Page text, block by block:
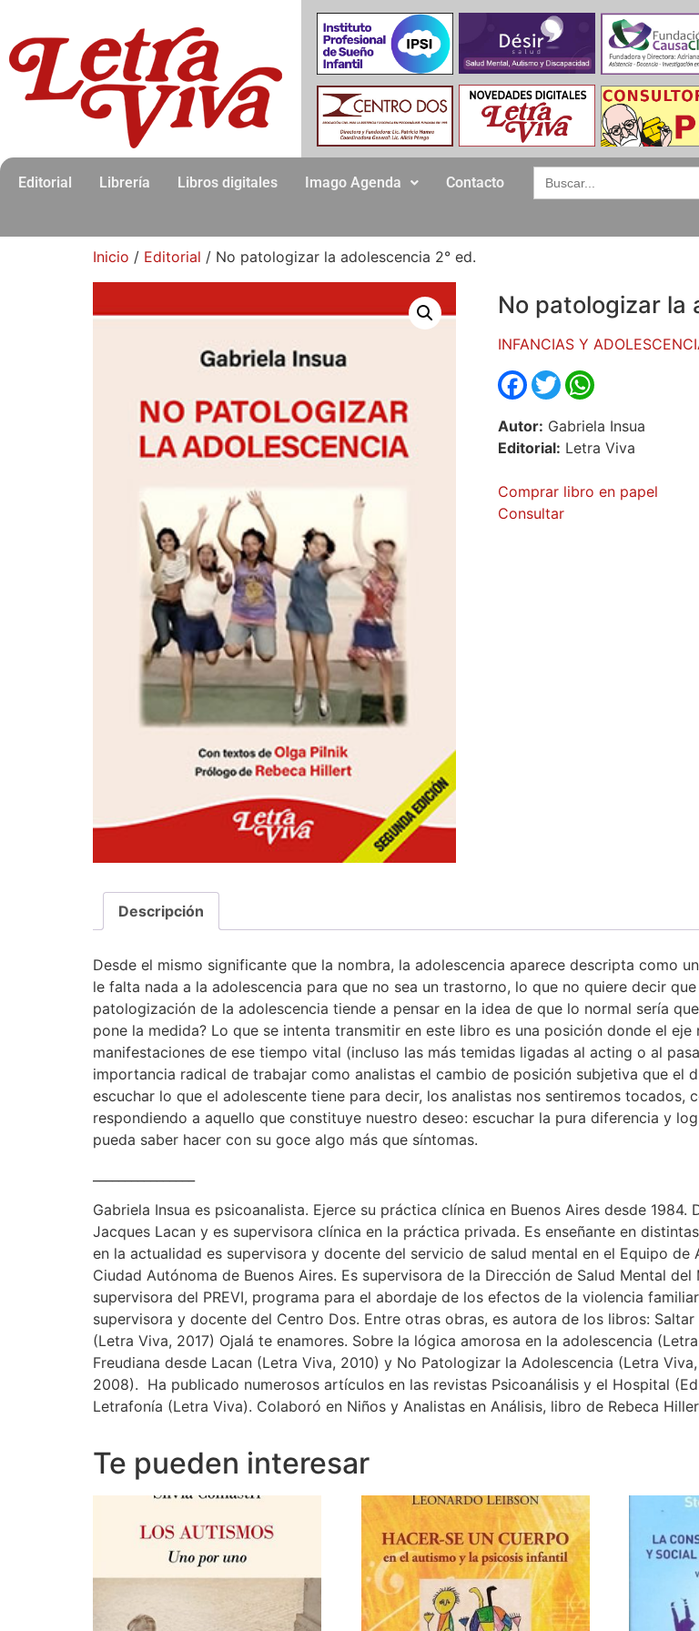
Editorial Librería Libros digitales Imago Agenda Contacto
Search
for:
Inicio / Editorial / No patologizar la adolescencia 2° ed.
No patologizar la
INFANCIAS Y
Facebook
TwitterWhatsApp
Autor: Gabriela Insua
Editorial: Letra Viva
Comprar libro en papel
Consultar
Descripción
Desde el mismo significante que la nombra, la adolescencia aparece descripta como
le falta nada a la adolescencia para que no sea un trastorno, lo que no quiere decir
patologización de la adolescencia tiende a pensar en la idea de que lo normal sería
pone la medida? Lo que se intenta transmitir en este libro es una posición donde el
manifestaciones de ese tiempo vital (incluso las más temidas ligadas al acting o al
importancia radical de trabajar como analistas el cambio de posición subjetiva que el
escuchar lo que el adolescente tiene para decir, los analistas nos sentiremos tocados,
respondiendo a aquello que constituye nuestro deseo: escuchar la pura diferencia y
pueda saber hacer con su goce algo más que síntomas.
Gabriela Insua es psicoanalista. Ejerce su práctica clínica en Buenos Aires desde
Jacques Lacan y es supervisora clínica en la práctica privada. Es enseñante en
en la actualidad es supervisora y docente del servicio de salud mental en el Equipo
Ciudad Autónoma de Buenos Aires. Es supervisora de la Dirección de Salud Mental
supervisora del PREVI, programa para el abordaje de los efectos de la violencia
supervisora y docente del Centro Dos. Entre otras obras, es autora de los libros:
(Letra Viva, 2017) Ojalá te enamores. Sobre la lógica amorosa en la adolescencia
Freudiana desde Lacan (Letra Viva, 2010) y No Patologizar la Adolescencia (Letra
2008). Ha publicado numerosos artículos en las revistas Psicoanálisis y el Hospital
Letrafonía (Letra Viva). Colaboró en Niños y Analistas en Análisis, libro de Rebeca
Te pueden interesar